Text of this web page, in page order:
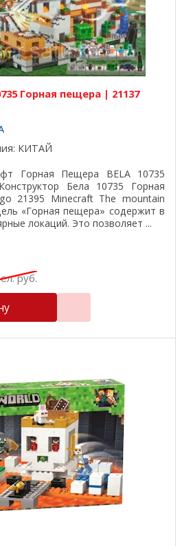
Горная пещера | 21137
КИТАЙ
Горная Пещера BELA 10735
Бела 10735 Горная
21395 Minecraft The mountain
«Горная пещера» содержит в
локаций. Это позволяет ...
руб.